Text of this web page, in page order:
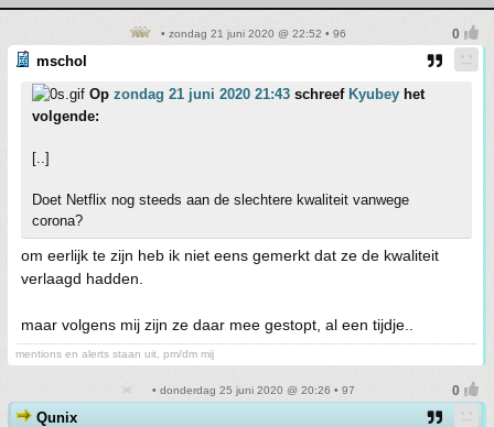
• zondag 21 juni 2020 @ 22:52 • 96
mschol
Op zondag 21 juni 2020 21:43 schreef Kyubey het
volgende:
[..]
Doet Netflix nog steeds aan de slechtere kwaliteit vanwege
corona?
om eerlijk te zijn heb ik niet eens gemerkt dat ze de kwaliteit
verlaagd hadden.
maar volgens mij zijn ze daar mee gestopt, al een tijdje..
mentions en alerts staan uit, pm/dm mij
• donderdag 25 juni 2020 @ 20:26 • 97
Qunix